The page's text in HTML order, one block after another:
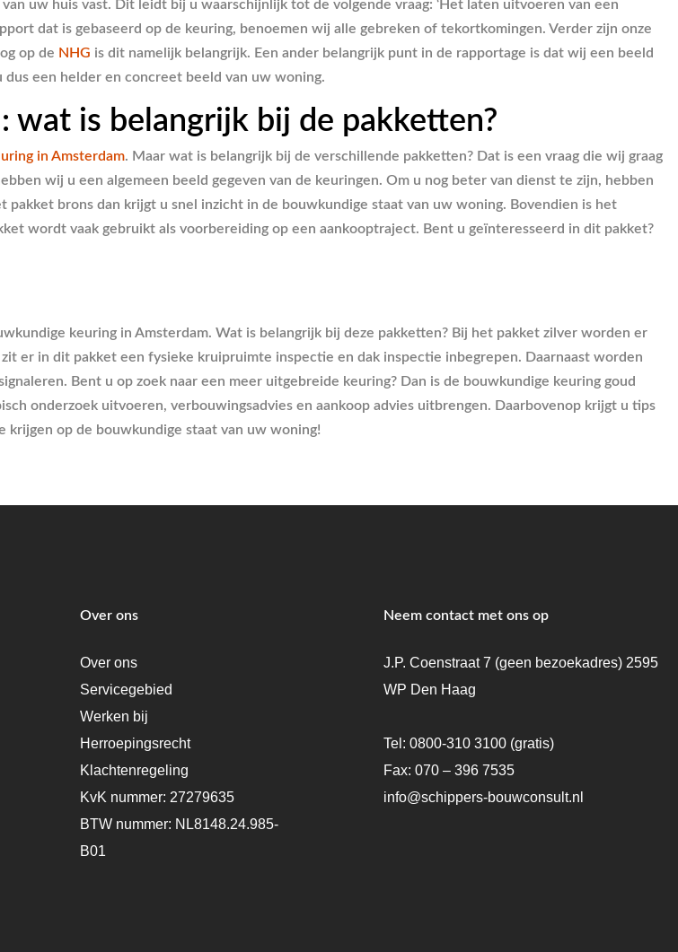
uw huis vast. Dit leidt bij u waarschijnlijk tot de volgende vraag: ‘Het laten uitvoeren van een
dat is gebaseerd op de keuring, benoemen wij alle gebreken of tekortkomingen. Verder zijn onze
op de NHG is dit namelijk belangrijk. Een ander belangrijk punt in de rapportage is dat wij een beeld
een helder en concreet beeld van uw woning.
wat is belangrijk bij de pakketten?
in Amsterdam. Maar wat is belangrijk bij de verschillende pakketten? Dat is een vraag die wij graag
wij u een algemeen beeld gegeven van de keuringen. Om u nog beter van dienst te zijn, hebben
brons dan krijgt u snel inzicht in de bouwkundige staat van uw woning. Bovendien is het
wordt vaak gebruikt als voorbereiding op een aankooptraject. Bent u geïnteresseerd in dit pakket?
keuring in Amsterdam. Wat is belangrijk bij deze pakketten? Bij het pakket zilver worden er
er in dit pakket een fysieke kruipruimte inspectie en dak inspectie inbegrepen. Daarnaast worden
Bent u op zoek naar een meer uitgebreide keuring? Dan is de bouwkundige keuring goud
onderzoek uitvoeren, verbouwingsadvies en aankoop advies uitbrengen. Daarbovenop krijgt u tips
op de bouwkundige staat van uw woning!
Over ons
Over ons
Servicegebied
Werken bij
Herroepingsrecht
Klachtenregeling
KvK nummer: 27279635
BTW nummer: NL8148.24.985-
B01
Neem contact met ons op
J.P. Coenstraat 7 (geen bezoekadres) 2595
WP Den Haag
Tel: 0800-310 3100(gratis)
Fax: 070 – 396 7535
info@schippers-bouwconsult.nl